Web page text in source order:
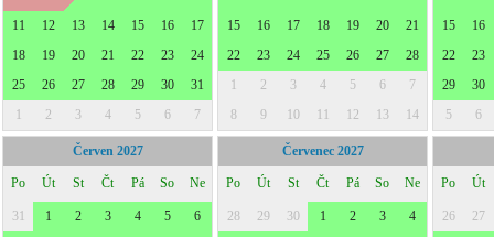
11
12 13 14 15 16
17
18
19 20 21 22 23
24
25
26 27 28 29 30
31
1
2 3 4 5 6 7
15
16 17 18 19 20
21
22
23 24 25 26 27
28
1
2 3 4 5 6
7
8
9 10 11 12 13 14
15
16
22
23
29
30
5
6
Červen 2027
Po Út St Čt Pá So Ne
31 1 2 3 4 5
6
Červenec 2027
Po Út St Čt Pá So Ne
28 29 30 1 2 3
4
Po Út
26
27